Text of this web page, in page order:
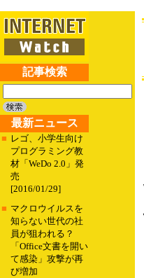
記事検索
最新ニュース
■ レゴ、小学生向け
プログラミング教
材「WeDo 2.0」発
売
[2016/01/29]
■ マクロウイルスを
知らない世代の社
員が狙われる？
「Office文書を開い
て感染」攻撃が再
び増加